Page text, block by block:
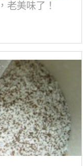
老美味了！